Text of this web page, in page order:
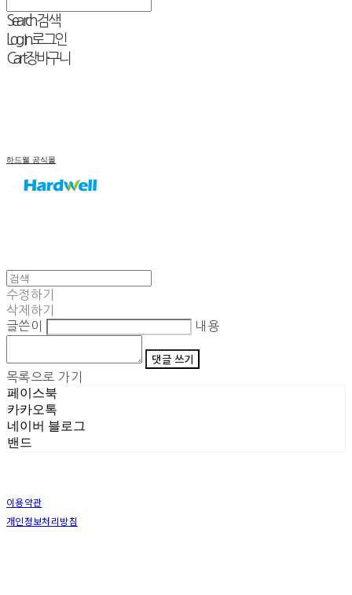
Search검색
Log In로그인
Cart장바구니
하드웰 공식몰
수정하기
삭제하기
글쓴이
내용
댓글 쓰기
목록으로 가기
페이스북
카카오톡
네이버 블로그
밴드
이용약관
개인정보처리방침